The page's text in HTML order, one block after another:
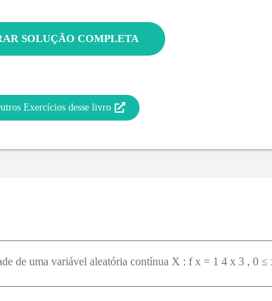
MOSTRAR SOLUÇÃO COMPLETA
Exercícios desse livro